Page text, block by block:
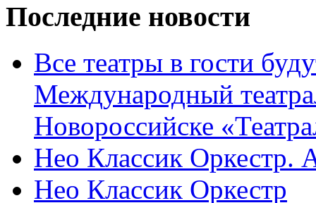
Последние новости
Все театры в гости
Международный
Новороссийске
Нео Классик Оркестр.
Нео Классик Оркестр